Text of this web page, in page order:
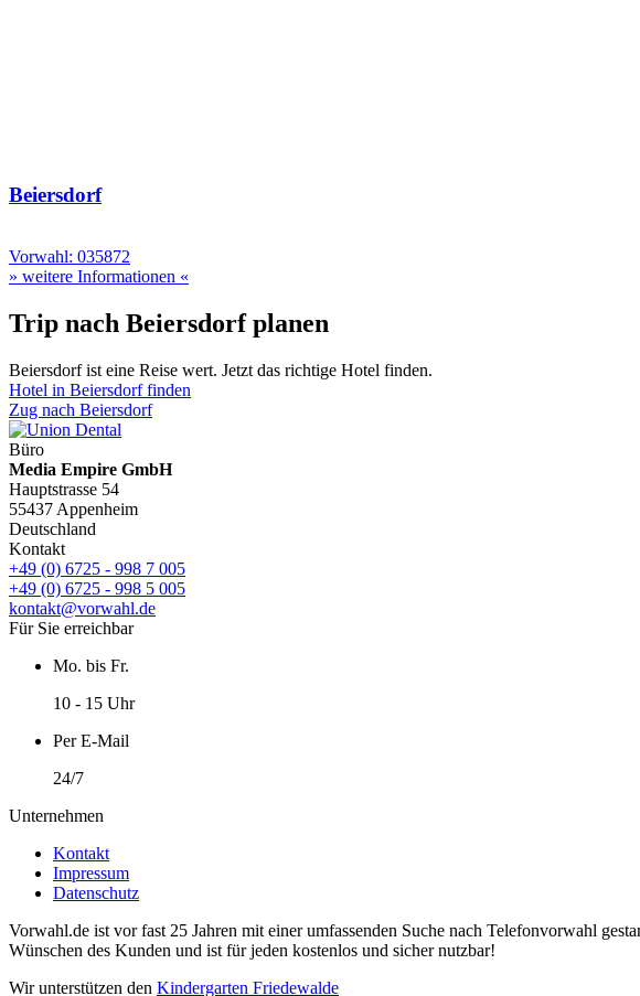
Beiersdorf
Vorwahl: 035872
» weitere Informationen «
Trip nach Beiersdorf planen
Beiersdorf ist eine Reise wert. Jetzt das richtige Hotel finden.
Hotel in Beiersdorf finden
Zug nach Beiersdorf
Büro
Media Empire GmbH
Hauptstrasse 54
55437 Appenheim
Deutschland
Kontakt
+49 (0) 6725 - 998 7 005
+49 (0) 6725 - 998 5 005
kontakt@vorwahl.de
Für Sie erreichbar
Mo. bis Fr.
10 - 15 Uhr
Per E-Mail
24/7
Unternehmen
Kontakt
Impressum
Datenschutz
Vorwahl.de ist vor fast 25 Jahren mit einer umfassenden Suche nach Telefonvorwahl
Wünschen des Kunden und ist für jeden kostenlos und sicher nutzbar!
Wir unterstützen den Kindergarten Friedewalde